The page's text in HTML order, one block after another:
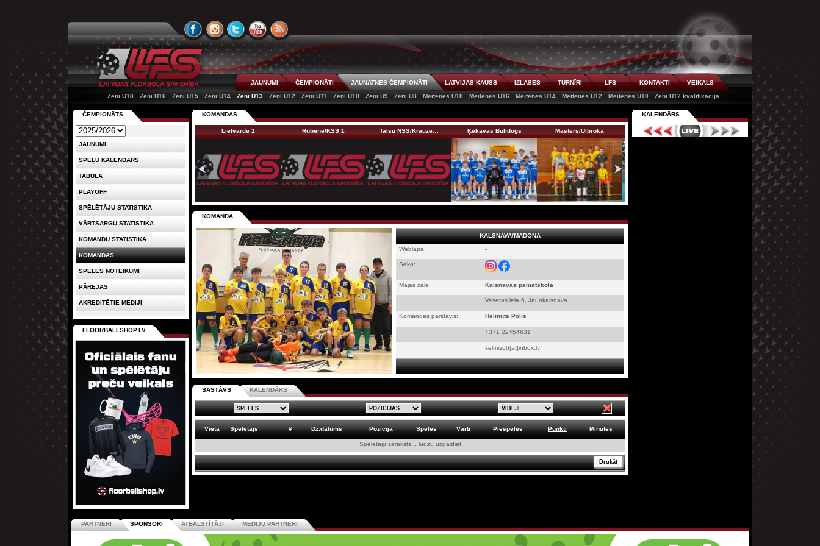
JAUNUMI ČEMPIONĀTI JAUNATNES ČEMPIONĀTI LATVIJAS KAUSS IZLASES TURNĪRI LFS KONTAKTI
VEIKALS
Zēni U18
Zēni U16 Zēni U15 Zēni U14 Zēni U13 Zēni U12 Zēni U11 Zēni U10 Zēni U9 Zēni U8 Meitenes U18 Meitenes U16 Meitenes U14 Meitenes U12 Meitenes U10 Zēni U12 kvalifikācija
KOMANDAS
Lielvārde 1 Rubene/KSS 1 Talsu NSS/Krauze… Ķekavas Bulldogs Masters/Ulbroka Valmiera VSS Rīgas Lauvas/Sta…
KOMANDA
KALSNAVA/MADONA
Weblapa:
-
Seko:
Mājas zāle: Kalsnavas pamatskola
Vesetas iela 6, Jaunkalsnava
Komandas pārstāvis: Helmuts Polis
+371 22454631
xelmis66[at]inbox.lv
SASTĀVS KALENDĀRS
Vieta Spēlētājs # Dz.datums Pozīcija Spēles Vārti Piespēles Punkti Minūtes
Spēlētāju saraksts... lūdzu uzgaidiet
Drukāt
ČEMPIONĀTS
JAUNUMI
SPĒĻU KALENDĀRS
TABULA
PLAYOFF
SPĒLĒTĀJU STATISTIKA
VĀRTSARGU STATISTIKA
KOMANDU STATISTIKA
KOMANDAS
SPĒLES NOTEIKUMI
PĀREJAS
AKREDITĒTIE MEDIJI
FLOORBALLSHOP.LV
KALENDĀRS
PARTNERI SPONSORI ATBALSTĪTĀJI MEDIJU PARTNERI